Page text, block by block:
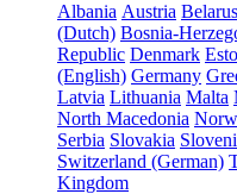
Albania Austria Belarus
(Dutch) Bosnia-
Republic Denmark
(English) Germany
Latvia Lithuania Malta
North Macedonia
Serbia Slovakia
Switzerland (German)
Kingdom